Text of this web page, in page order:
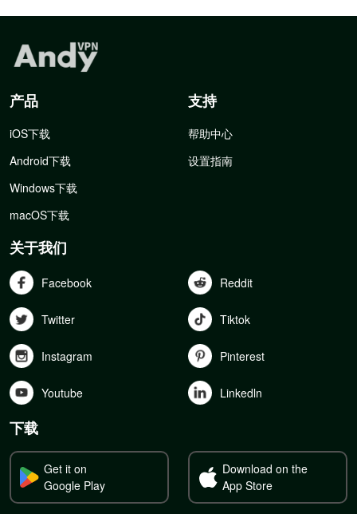
产品
iOS下载
Android下载
Windows下载
macOS下载
支持
帮助中心
设置指南
关于我们
Facebook Reddit
Twitter Tiktok
Instagram Pinterest
Youtube Linkedln
下载
Get it on
Google Play
Download on the
App Store